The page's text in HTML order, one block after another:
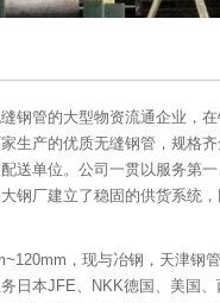
钢管的大型物资流通企业，
生产的优质无缝钢管，规格
送单位。公司一贯以服务第
钢厂建立了稳固的供货系统
，现与冶钢，天津钢
本JFE、NKK德国、美国、